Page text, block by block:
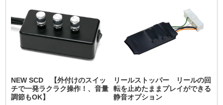
NEW SCD 【外付けのスイッ
チで一発ラクラク操作！、音量
調節もOK】
リールストッパー リールの回
転を止めたままプレイができる
静音オプション